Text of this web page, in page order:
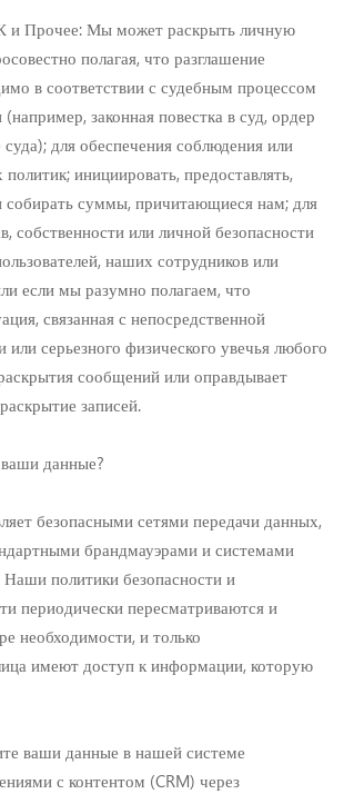
Прочее: Мы может раскрыть личную
полагая, что разглашение
в соответствии с судебным процессом
законная повестка в суд, ордер
для обеспечения соблюдения или
инициировать, предоставлять,
собирать суммы, причитающиеся нам; для
собственности или личной безопасности
наших сотрудников или
если мы разумно полагаем, что
связанная с непосредственной
серьезного физического увечья любого
сообщений или оправдывает
записей.
данные?
безопасными сетями передачи данных,
брандмауэрами и системами
политики безопасности и
периодически пересматриваются и
необходимости, и только
имеют доступ к информации, которую
ваши данные в нашей системе
с контентом (CRM) через